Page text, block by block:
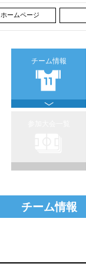
ホームページ
チーム情報
チーム情報